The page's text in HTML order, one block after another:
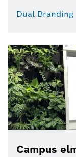
Dual Branding
Campus